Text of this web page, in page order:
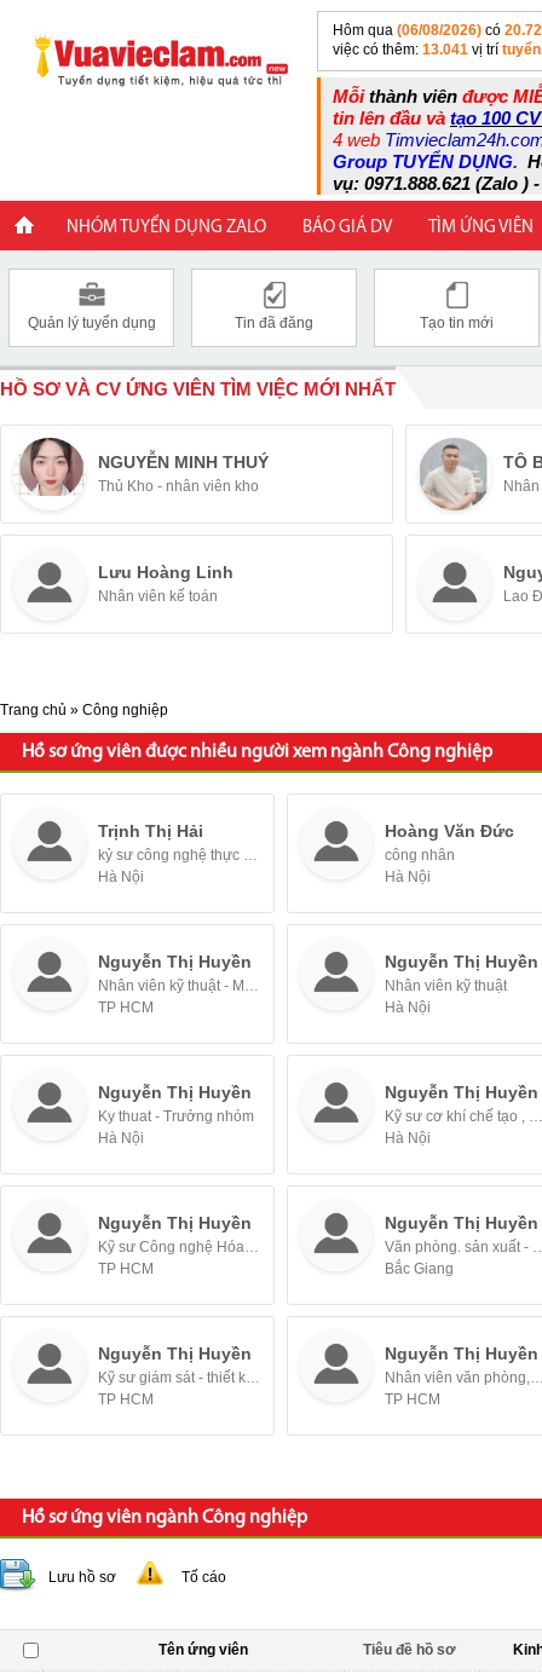
Hôm qua (06/08/2026) có
việc có thêm: 13.041 vị trí
Mỗithành viên được
tin lên đầu và tạo 100
4 web
Group TUYỂN DỤNG.
vụ: 0971.888.621 (Zalo )
NHÓM TUYỂN DỤNG ZALO BÁO GIÁ DV TÌM ỨNG VIÊN
Quản lý tuyển dụng Tin đã đăng Tạo tin mới
HỒ SƠ VÀ CV ỨNG VIÊN TÌM VIỆC MỚI NHẤT
NGUYỄN MINH THUÝ
Thủ Kho - nhân viên kho
TÔ
Lưu Hoàng Linh
Nhân viên kế toán Lao
Trang chủ » Công nghiệp
Hồ sơ ứng viên được nhiều người xem ngành Công nghiệp
Trịnh Thị Hải
kỷ sư công nghệ thực phẩm
Hà Nội
Hoàng Văn Đức
công nhân
Hà Nội
Nguyễn Thị Huyền
Nhân viên kỹ thuật - Mới tốt nghiệp / Thực tập sinh
TP HCM
Nguyễn Thị Huyền
Nhân viên kỹ thuật
Hà Nội
Nguyễn Thị Huyền
Ky thuat - Trưởng nhóm
Hà Nội
Nguyễn Thị Huyền
Kỹ sư cơ khí chế tạo , Kỹ sư thiết kế - Nhân viên
Hà Nội
Nguyễn Thị Huyền
Kỹ sư Công nghệ Hóa Học, KCS, QC - Nhân viên
TP HCM
Nguyễn Thị Huyền
Văn phòng.
Bắc Giang
Nguyễn Thị Huyền
Kỹ sư giám sát - thiết kế (aircon, venlatation...)
TP HCM
Nguyễn Thị Huyền
Nhân viên văn phòng, Thư ký, Hành
TP HCM
Hồ sơ ứng viên ngành Công nghiệp
Lưu hồ sơ Tố cáo
Tên ứng viên Tiêu đề hồ sơ